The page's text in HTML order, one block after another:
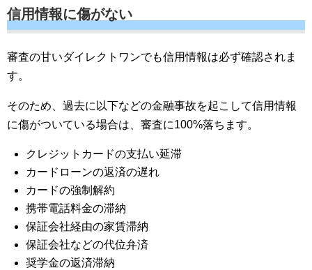
信用情報に傷がない
審査の甘いダイレクトワンでも信用情報は必ず確認されま
す。
そのため、過去に以下などの金融事故を起こして信用情報
に傷がついている場合は、審査に100%落ちます。
クレジットカードの支払い延滞
カードローンの返済の遅れ
カードの強制解約
携帯電話料金の滞納
保証会社経由の家賃滞納
保証会社などの代位弁済
奨学金の返済滞納